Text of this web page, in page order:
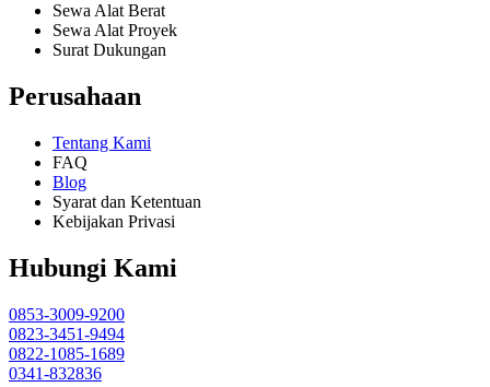
Sewa Alat Berat
Sewa Alat Proyek
Surat Dukungan
Perusahaan
Tentang Kami
FAQ
Blog
Syarat dan Ketentuan
Kebijakan Privasi
Hubungi Kami
0853-3009-9200
0823-3451-9494
0822-1085-1689
0341-832836